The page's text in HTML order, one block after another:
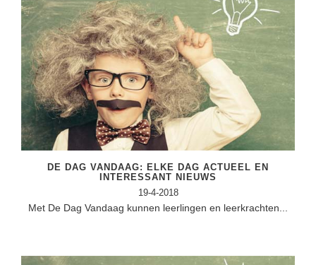
DE DAG VANDAAG: ELKE DAG ACTUEEL EN
INTERESSANT NIEUWS
19-4-2018
Met De Dag Vandaag kunnen leerlingen en leerkrachten...